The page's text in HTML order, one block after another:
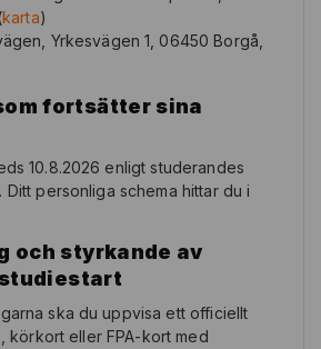
karta)
Yrkesvägen 1, 06450 Borgå,
fortsätter sina
10.8.2026 enligt studerandes
Ditt personliga schema hittar du i
och styrkande av
ska du uppvisa ett officiellt
körkort eller FPA-kort med